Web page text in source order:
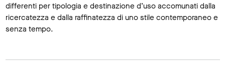
differenti per tipologia e destinazione d’uso accomunati dalla
ricercatezza e dalla raffinatezza di uno stile contemporaneo e
senza tempo.